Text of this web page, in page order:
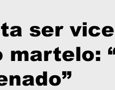
ser
martelo: